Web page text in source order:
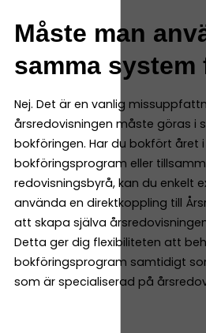
Måste man
samma system
Nej. Det är en vanlig
årsredovisningen måste göras i
bokföringen. Har du bokfört året
bokföringsprogram eller
redovisningsbyrå, kan du enkelt
använda en direktkoppling till
att skapa själva
Detta ger dig flexibiliteten att
bokföringsprogram samtidigt
som är specialiserad på